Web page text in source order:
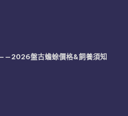
——2026盤古蟾蜍價格&飼養須知